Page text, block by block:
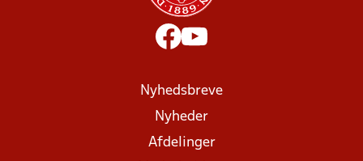
Nyhedsbreve
Nyheder
Afdelinger